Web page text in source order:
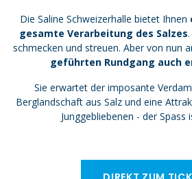
Die Saline Schweizerhalle bietet Ihnen
gesamte Verarbeitung des Salzes
schmecken und streuen. Aber von nun
geführten Rundgang auch
Sie erwartet der imposante
Berglandschaft aus Salz und eine
Junggebliebenen - der Spass